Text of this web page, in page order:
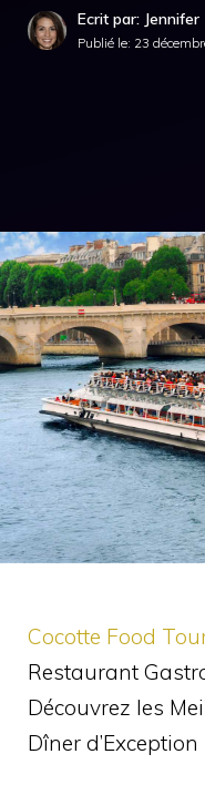
Ecrit par: Jennifer
Publié le: 23
Cocotte Food
Restaurant
Découvrez les
Dîner d’Exception